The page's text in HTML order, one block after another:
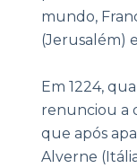
mundo,
(Jerusalém)
Em 1224,
renunciou a
que após
Alverne